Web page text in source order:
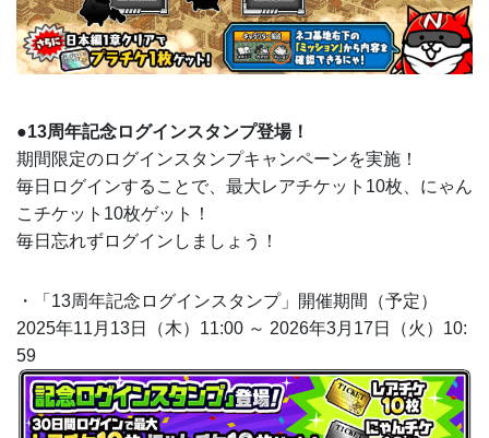
●13周年記念ログインスタンプ登場！
期間限定のログインスタンプキャンペーンを実施！
毎日ログインすることで、最大レアチケット10枚、にゃん
こチケット10枚ゲット！
毎日忘れずログインしましょう！
・「13周年記念ログインスタンプ」開催期間（予定）
2025年11月13日（木）11:00 ～ 2026年3月17日（火）10:
59